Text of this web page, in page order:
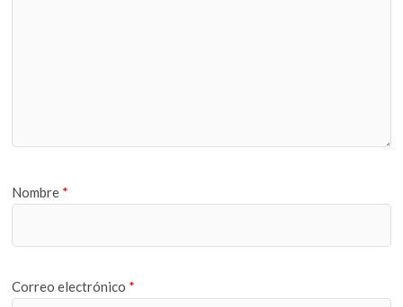
Nombre *
Correo electrónico *